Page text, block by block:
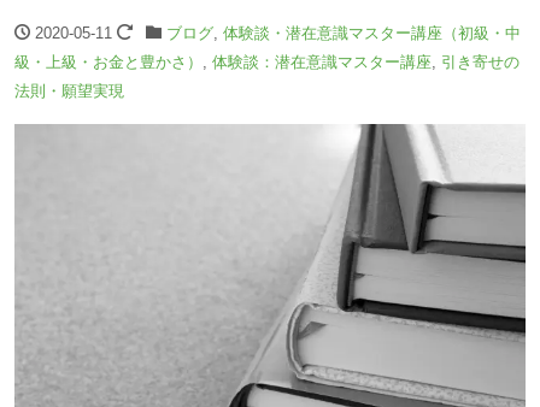
2020-05-11 ブログ, 体験談・潜在意識マスター講座（初級・中
級・上級・お金と豊かさ）
体験談：潜在意識マスター講座 引き寄せの
法則・願望実現